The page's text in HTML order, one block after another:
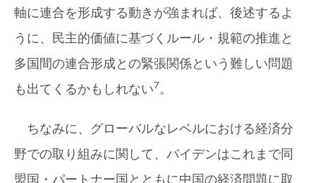
軸に連合を形成する動きが強まれば、後述するよ
うに、民主的価値に基づくルール・規範の推進と
多国間の連合形成との緊張関係という難しい問題
も出てくるかもしれない7。
ちなみに、グローバルなレベルにおける経済分
野での取り組みに関して、バイデンはこれまで同
盟国・パートナー国とともに中国の経済問題に取